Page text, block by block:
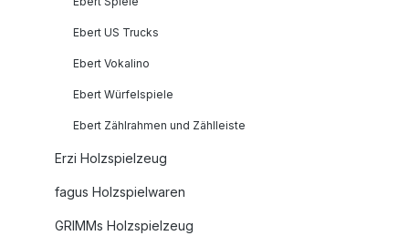
Ebert US Trucks
Ebert Vokalino
Ebert Würfelspiele
Ebert Zählrahmen und Zählleiste
Erzi Holzspielzeug
fagus Holzspielwaren
GRIMMs Holzspielzeug